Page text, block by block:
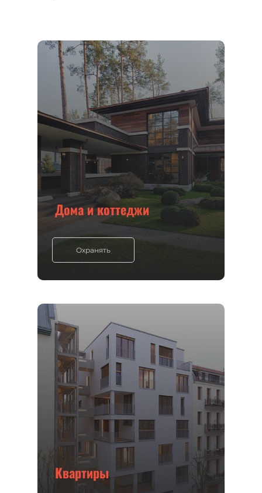
Дома и коттеджи
Охранять
Квартиры